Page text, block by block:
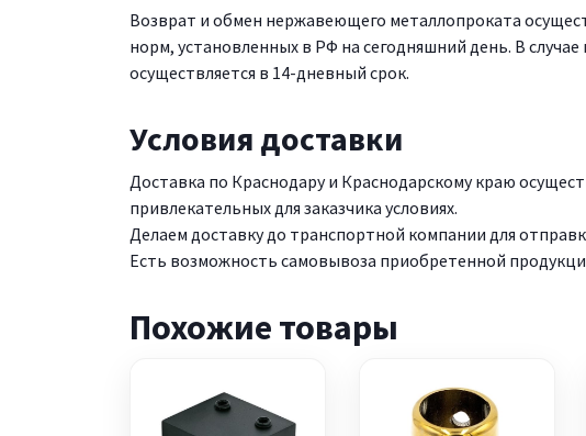
Возврат и обмен нержавеющего металлопроката
норм, установленных в РФ на сегодняшний день. В
осуществляется в 14-дневный срок.
Условия доставки
Доставка по Краснодару и Краснодарскому краю
привлекательных для заказчика условиях.
Делаем доставку до транспортной компании для
Есть возможность самовывоза приобретенной
Похожие товары